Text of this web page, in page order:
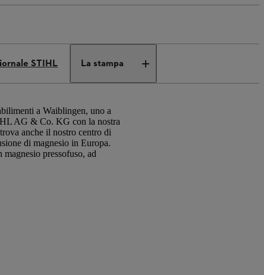
STIHL La stampa
a Waiblingen, uno a
AG & Co. KG con la nostra
anche il nostro centro di
di magnesio in Europa.
pressofuso, ad